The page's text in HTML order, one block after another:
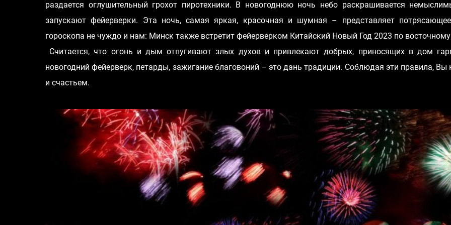
раздается оглушительный грохот пиротехники. В новогоднюю ночь небо раскрашивается
запускают фейерверки. Эта ночь, самая яркая, красочная и шумная – представляет
гороскопа не чуждо и нам: Минск также встретит фейерверком Китайский Новый Год 2023 по
Считается, что огонь и дым отпугивают злых духов и привлекают добрых, приносящих в дом
новогодний фейерверк, петарды, зажигание благовоний – это дань традиции. Соблюдая эти правила,
и счастьем.